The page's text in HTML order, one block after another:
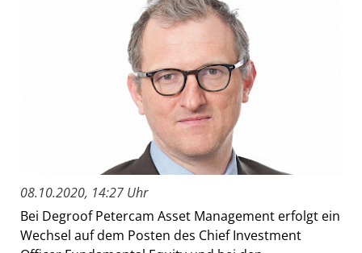
08.10.2020, 14:27 Uhr
Bei Degroof Petercam Asset Management erfolgt ein
Wechsel auf dem Posten des Chief Investment